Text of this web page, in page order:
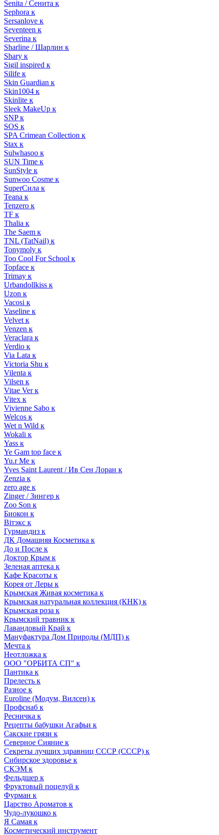
Senita / Сенита к
Sephora к
Sersanlove к
Seventeen к
Severina к
Sharline / Шарлин к
Shary к
Sigil inspired к
Silife к
Skin Guardian к
Skin1004 к
Skinlite к
Sleek MakeUp к
SNP к
SOS к
SPA Crimean Collection к
Stax к
Sulwhasoo к
SUN Time к
SunStyle к
Sunwoo Cosme к
SuperСила к
Teana к
Tenzero к
TF к
Thalia к
The Saem к
TNL (TatNail) к
Tonymoly к
Too Cool For School к
Topface к
Trimay к
Urbandollkiss к
Uzon к
Vacosi к
Vaseline к
Velvet к
Venzen к
Veraclara к
Verdio к
Via Lata к
Victoria Shu к
Vilenta к
Vilsen к
Vitae Ver к
Vitex к
Vivienne Sabo к
Welcos к
Wet n Wild к
Wokali к
Yass к
Ye Gam top face к
Yu.r Me к
Yves Saint Laurent / Ив Сен Лоран к
Zenzia к
zero age к
Zinger / Зингер к
Zoo Son к
Биокон к
Вiтэкс к
Гурмандиз к
ДК Домашняя Косметика к
До и После к
Доктор Крым к
Зеленая аптека к
Кафе Красоты к
Корея от Леры к
Крымская Живая косметика к
Крымская натуральная коллекция (КНК) к
Крымская роза к
Крымский травник к
Лавандовый Край к
Мануфактура Дом Природы (МДП) к
Мечта к
Неотложка к
ООО "ОРБИТА СП" к
Пантика к
Прелесть к
Разное к
Euroline (Модум, Вилсен) к
Профснаб к
Ресничка к
Рецепты бабушки Агафьи к
Сакские грязи к
Северное Сияние к
Секреты лучших здравниц СССР (СССР) к
Сибирское здоровье к
СКЭМ к
Фельдшер к
Фруктовый поцелуй к
Фурман к
Царство Ароматов к
Чудо-лукошко к
Я Самая к
Косметический инструмент